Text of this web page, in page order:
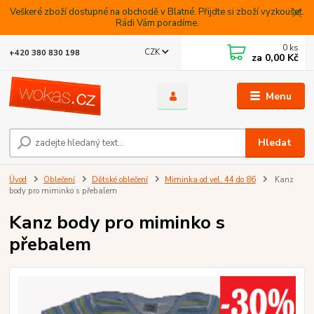
Veškeré zboží dostupné na obchodě v Blatné. Přijdte si zboží vyzkoušet.
Rádi Vám poradíme.
Menu
CZK
Hledat
+420 380 830 198 0 ks
za 0,00 Kč
Úvod Oblečení Dětské oblečení Miminka od vel. 44 do 86
Kanz
body pro miminko s přebalem
Kanz body pro miminko s
přebalem